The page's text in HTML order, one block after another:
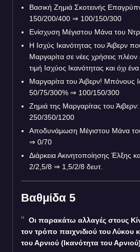
Βασική Ζημιά Σκοτεινής
150/200/400 ⇒ 100/150/300
Ενίσχυση Μέγιστου Μάνα του
Η Ισχύς Ικανότητας του Άιβερν
Μαργαρίτα σε νέες χρήσεις πλέον
τιμή Ισχύος Ικανότητας και όχι
Μαργαρίτα του Άιβερν! Μπόνους
50/75/300% ⇒ 100/150/300
Ζημιά της Μαργαρίτας του
250/350/1200
Αποδυνάμωση Μέγιστου Μάνα
⇒ 0/70
Διάρκεια Ακινητοποίησης Έλξης
2/2,5/8 ⇒ 1,5/2/8 δευτ.
Βαθμίδα 5
Οι παρακάτω αλλαγές στους
τον τρόπο παιχνιδιού του Λύκου
του Αρνιού (Ικανότητα του